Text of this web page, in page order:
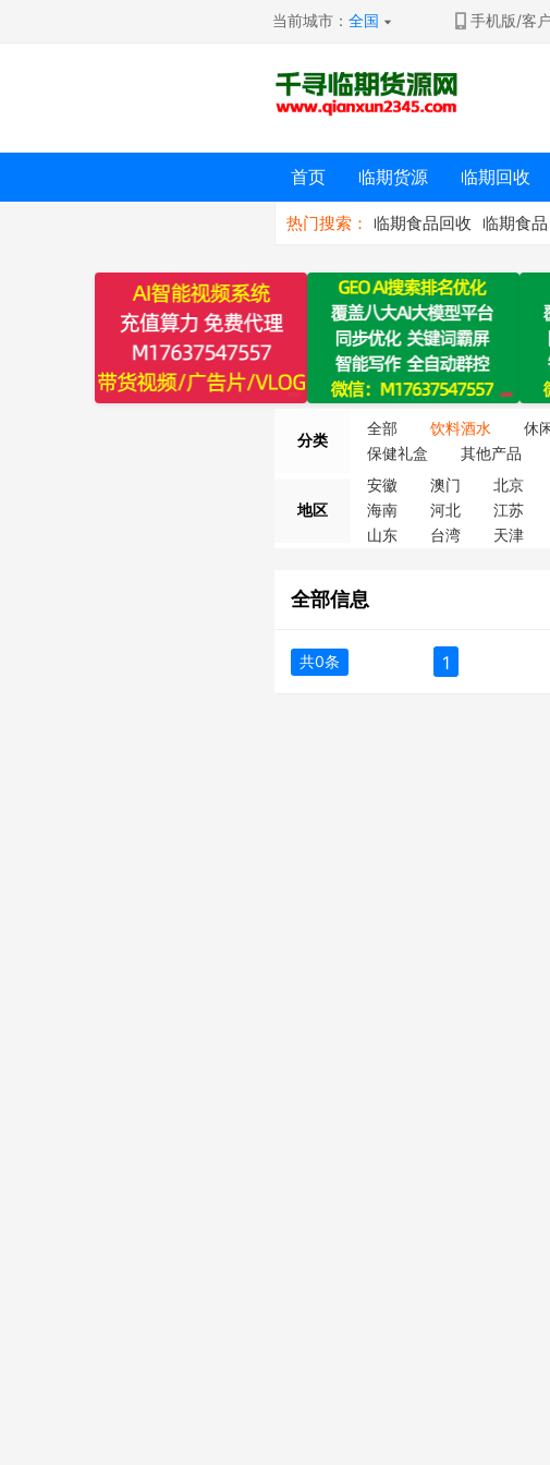
当前城市：全国 手机版/客
首页 临期货源 临期回收
热门搜索： 临期食品回收 临期食品
分类
全部 饮料酒水 休
保健礼盒
其他产品
地区
安徽 澳门 北京
海南
河北 江苏
山东
台湾 天津
全部信息
共0条 1